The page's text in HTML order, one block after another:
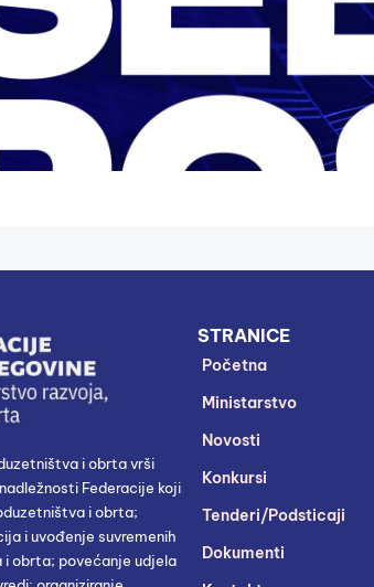
i obrta vrši
Federacije koji
i obrta;
i uvođenje suvremenih
obrta; povećanje udjela
STRANICE
Početna
Ministarstvo
Novosti
Konkursi
Tenderi/Podsticaji
Dokumenti